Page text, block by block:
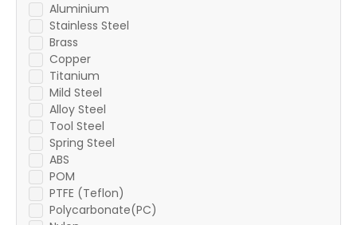
Aluminium
Stainless Steel
Brass
Copper
Titanium
Mild Steel
Alloy Steel
Tool Steel
Spring Steel
ABS
POM
PTFE (Teflon)
Polycarbonate(PC)